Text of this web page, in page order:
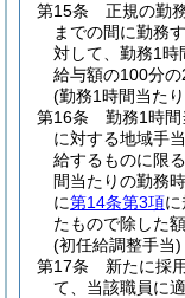
第15条
正規の勤
までの間に勤務
対して、勤務1時
給与額の100分の
(勤務1時間当た
第16条
勤務1時
に対する地域手
給するものに限
間当たりの勤務
に第14条第3項
たもので除した額
(初任給調整手当)
第17条
新たに採
て、当該職員に